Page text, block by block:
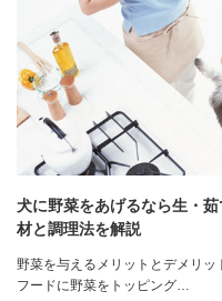
犬に野菜をあげるなら生・
材と調理法を解説
野菜を与えるメリットとデメリ
フードに野菜をトッピング…